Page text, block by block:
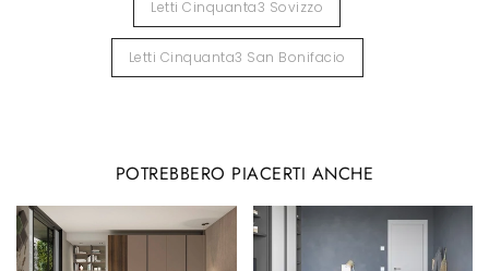
Letti Cinquanta3 Sovizzo
Letti Cinquanta3 San Bonifacio
POTREBBERO PIACERTI ANCHE